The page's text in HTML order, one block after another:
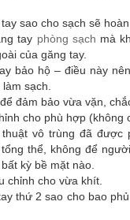
sao cho sạch sẽ
tay phòng sạch mà
của găng tay.
bảo hộ – điều này
sạch.
đảm bảo vừa vặn,
cho phù hợp (không
vô trùng đã được
thể, không để
kỳ bề mặt nào.
chỉnh cho vừa khít.
thứ 2 sao cho bao